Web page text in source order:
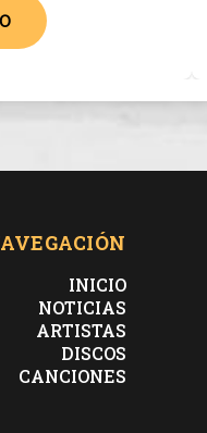
INICIO
NOTICIAS
ARTISTAS
DISCOS
CANCIONES